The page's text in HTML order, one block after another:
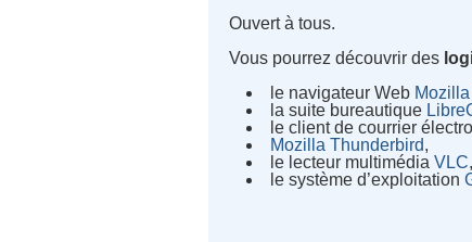
Ouvert à tous.
Vous pourrez découvrir des
le navigateur Web
la suite bureautique
le client de courrier
Mozilla Thunderbird,
le lecteur multimédiaVLC,
le système d’exploitation